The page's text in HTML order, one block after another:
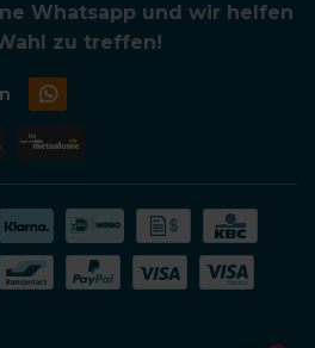
Whatsapp und wir helfen
zu treffen!